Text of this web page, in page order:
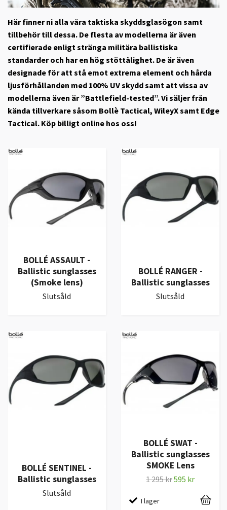
Här finner ni alla våra taktiska skyddsglasögon samt
tillbehör till dessa. De flesta av modellerna är även
certifierade enligt stränga militära ballistiska
standarder och har en hög stöttålighet. De är även
designade för att stå emot extrema element och hårda
ljusförhållanden med 100% UV skydd samt att vissa av
modellerna även är ”Battlefield-tested”. Vi säljer från
kända tillverkare såsom Bollè Tactical, WileyX samt Edge
Tactical. Köp billigt online hos oss!
BOLLÉ ASSAULT -
Ballistic sunglasses
(Smoke lens)
Slutsåld
BOLLÉ RANGER -
Ballistic sunglasses
Slutsåld
BOLLÉ SENTINEL -
Ballistic sunglasses
Slutsåld
BOLLÉ SWAT -
Ballistic sunglasses
SMOKE Lens
1 295 kr595 kr
I lager